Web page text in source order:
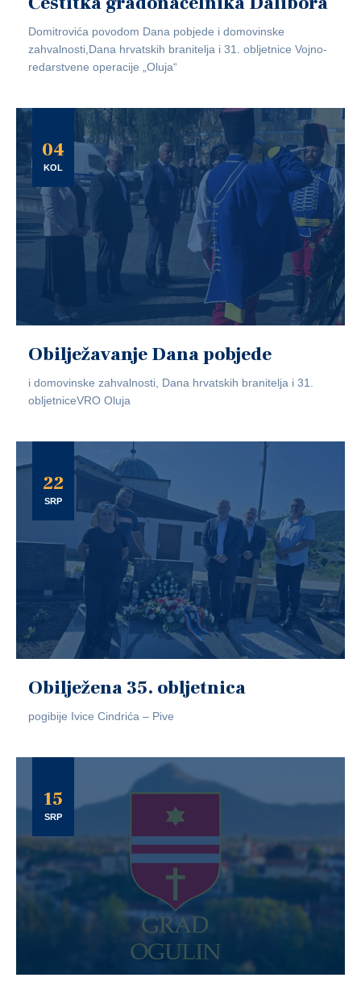
Domitrovića povodom Dana pobjede i domovinske
zahvalnosti,Dana hrvatskih branitelja i 31. obljetnice Vojno-
redarstvene operacije „Oluja“
04
KOL
Obilježavanje Dana pobjede
i domovinske zahvalnosti, Dana hrvatskih branitelja i 31.
obljetniceVRO Oluja
22
SRP
Obilježena 35. obljetnica
pogibije Ivice Cindrića – Pive
15
SRP